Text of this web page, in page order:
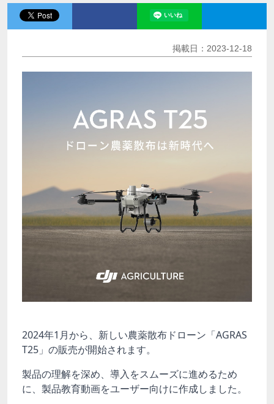
掲載日：2023-12-18
2024年1月から、新しい農薬散布ドローン「AGRAS
T25」の販売が開始されます。
製品の理解を深め、導入をスムーズに進めるため
に、製品教育動画をユーザー向けに作成しました。